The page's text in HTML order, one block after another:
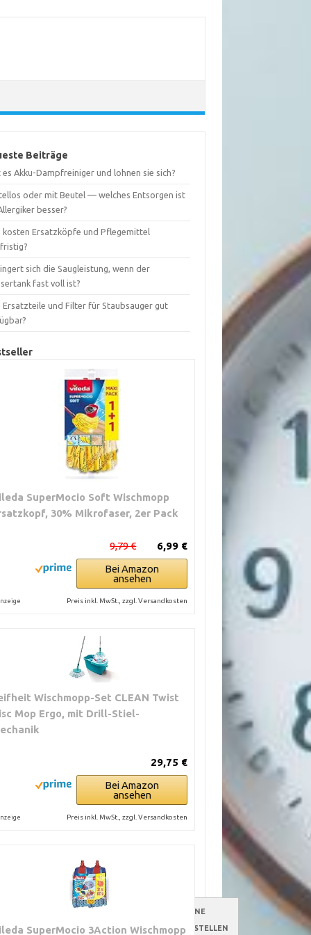
BESTE
EINSATZBEREICHE
EMPFOHLENE
VERKAUFSSTELLEN
Beiträge
es Akku-Dampfreiniger und lohnen sie sich?
oder mit Beutel — welches Entsorgen ist
besser?
kosten Ersatzköpfe und Pflegemittel
sich die Saugleistung, wenn der
fast voll ist?
Ersatzteile und Filter für Staubsauger gut
SuperMocio Soft Wischmopp
30% Mikrofaser, 2er Pack
6,99 €
9,79 €
Bei Amazon
ansehen
Preis inkl. MwSt., zzgl. Versandkosten
Wischmopp-Set CLEAN Twist
Mop Ergo, mit Drill-Stiel-
29,75 €
Bei Amazon
ansehen
Preis inkl. MwSt., zzgl. Versandkosten
SuperMocio 3Action Wischmopp